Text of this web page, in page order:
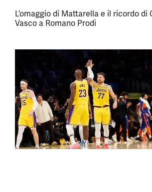
L’omaggio di Mattarella e il ricordo di
Vasco a Romano Prodi